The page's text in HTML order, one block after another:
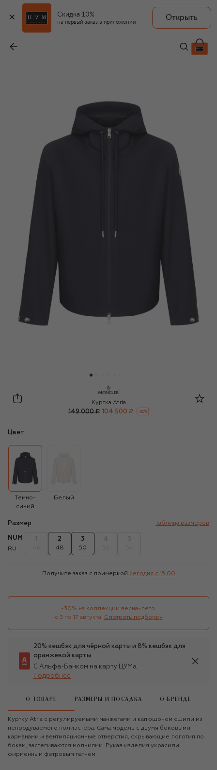
Скидка 10%
на первый заказ в приложении
Открыть
Moncler
Куртка Atria
149 000 ₽ 104 500 ₽ -30%
Цвет
Темно-
синий
Белый
Размер Таблица размеров
NUM
RU
2
48
3
50
Получите заказ с примеркой сегодня c 15:00
-30% на коллекции весна-лето
с 3 по 17 августа! Смотреть подборку
20% кешбэк для чёрной карты и 8% кешбэк для
оранжевой карты
С Альфа-Банком на карту ЦУМа
Подробнее
О ТОВАРЕ РАЗМЕРЫ И ПОСАДКА О БРЕНДЕ
Куртку Atria с регулируемыми манжетами и капюшоном сшили из
непродуваемого полиэстера. Сама модель с двумя боковыми
карманами и вентиляционные отверстия, скрывающие логотип по
бокам, застегиваются молниями. Рукав изделия украсили
фирменным фетровым патчем.